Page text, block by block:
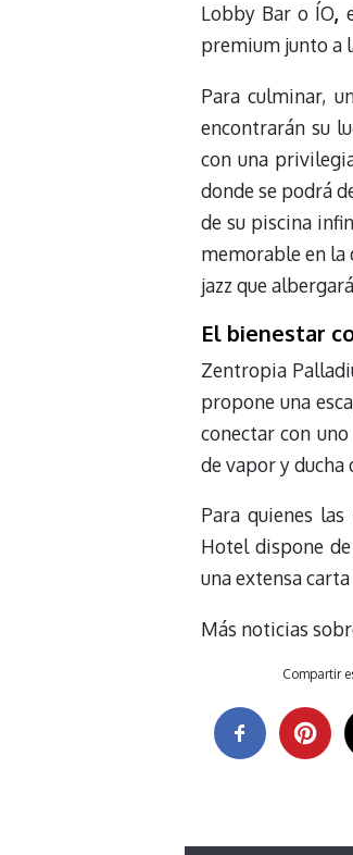
Lobby Bar o ÍO,
premium junto a
Para culminar,
encontrarán su
con una
donde se podrá
de su piscina
memorable en la
jazz que
El bienestar
Zentropia
propone una
conectar con
de vapor y ducha
Para quienes
Hotel dispone
una extensa
Más noticias
Compartir